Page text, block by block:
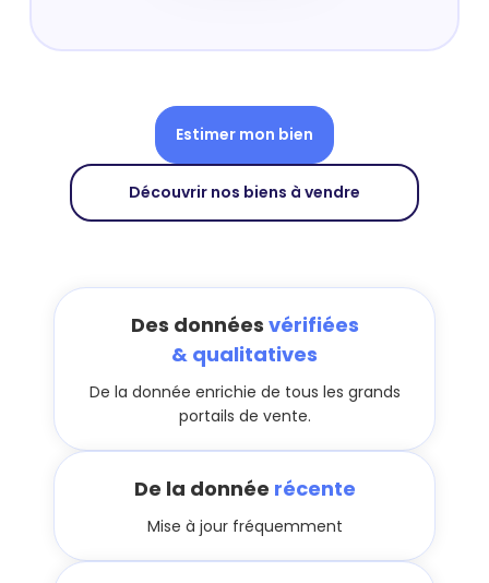
Estimer mon bien
Découvrir nos biens à vendre
Des données vérifiées
& qualitatives
De la donnée enrichie de tous les grands
portails de vente.
De la donnée récente
Mise à jour fréquemment